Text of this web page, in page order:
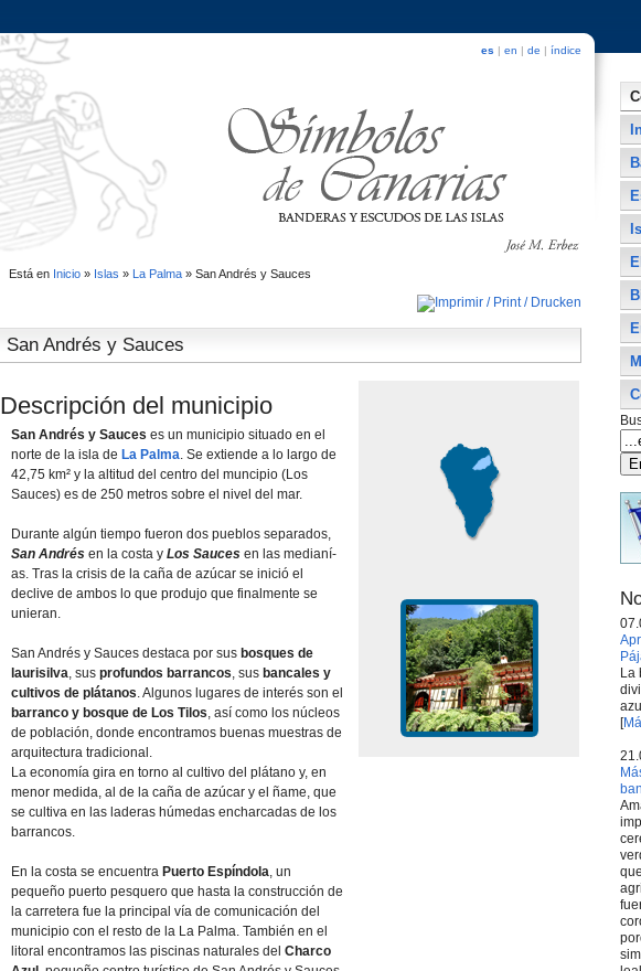
es | en | de | índice
Está en Inicio» Islas » La Palma» San Andrés y Sauces
San Andrés y Sauces
Descripción del municipio
San Andrés y Sauces es un municipio situado en el
norte de la isla de La Palma. Se extiende a lo largo de
42,75 km² y la altitud del centro del muncipio (Los
Sauces) es de 250 metros sobre el nivel del mar.
Durante algún tiempo fueron dos pueblos separados,
San Andrés en la costa y Los Sauces en las medianí­
as. Tras la crisis de la caña de azúcar se inició el
declive de ambos lo que produjo que finalmente se
unieran.
San Andrés y Sauces destaca por sus bosques de
laurisilva, sus profundos barrancos, sus bancales y
cultivos de plátanos. Algunos lugares de interés son el
barranco y bosque de Los Tilos, así­ como los núcleos
de población, donde encontramos buenas muestras de
arquitectura tradicional.
La economí­a gira en torno al cultivo del plátano y, en
menor medida, al de la caña de azúcar y el ñame, que
se cultiva en las laderas húmedas encharcadas de los
barrancos.
En la costa se encuentra Puerto Espí­ndola, un
pequeño puerto pesquero que hasta la construcción de
la carretera fue la principal ví­a de comunicación del
municipio con el resto de la La Palma. También en el
litoral encontramos las piscinas naturales del Charco
La
[